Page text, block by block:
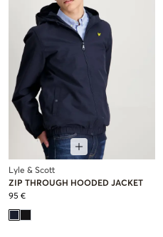
Lyle & Scott
ZIP THROUGH HOODED JACKET
95 €